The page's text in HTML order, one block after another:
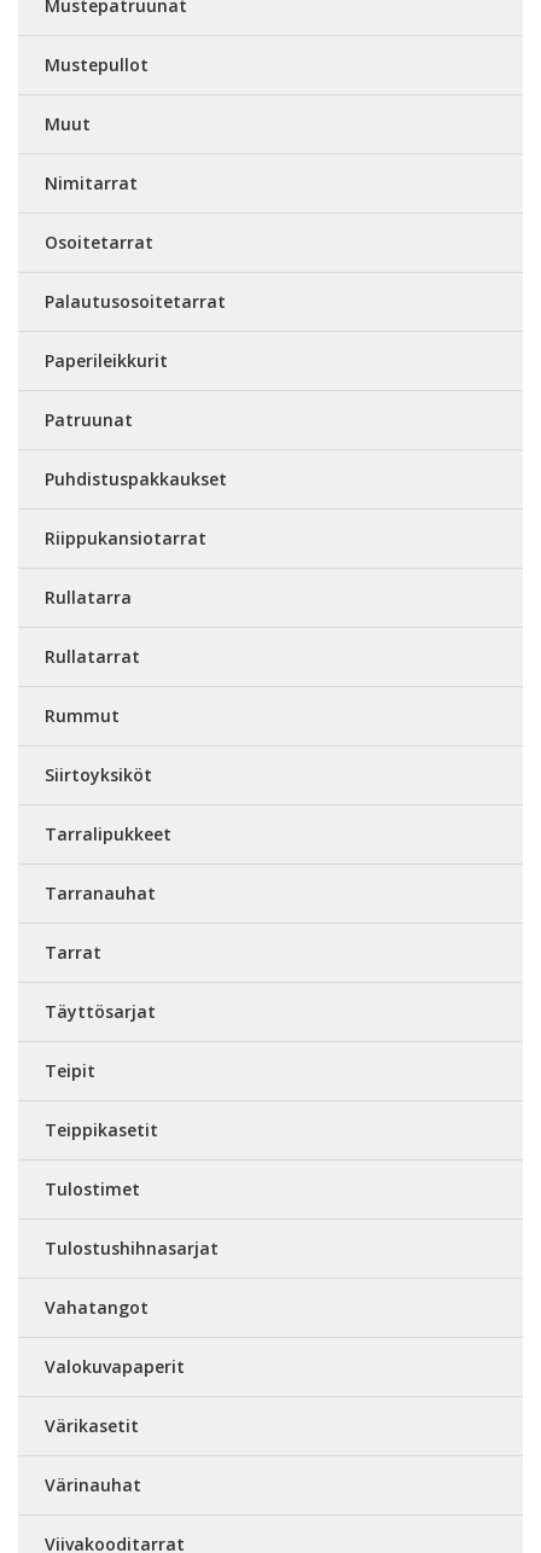
Mustepatruunat
Mustepullot
Muut
Nimitarrat
Osoitetarrat
Palautusosoitetarrat
Paperileikkurit
Patruunat
Puhdistuspakkaukset
Riippukansiotarrat
Rullatarra
Rullatarrat
Rummut
Siirtoyksiköt
Tarralipukkeet
Tarranauhat
Tarrat
Täyttösarjat
Teipit
Teippikasetit
Tulostimet
Tulostushihnasarjat
Vahatangot
Valokuvapaperit
Värikasetit
Värinauhat
Viivakooditarrat